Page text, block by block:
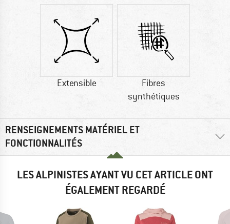
Extensible
Fibres
synthétiques
RENSEIGNEMENTS MATÉRIEL ET
FONCTIONNALITÉS
LES ALPINISTES AYANT VU CET ARTICLE ONT
ÉGALEMENT REGARDÉ